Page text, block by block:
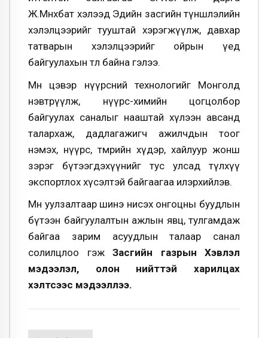
Ж.Мөнхбат хэлээд Эдийн засгийн түншлэлийн
хэлэлцээрийг тууштай хэрэгжүүлж, давхар
татварын хэлэлцээрийг ойрын үед
байгуулахын төлөө байна гэлээ.
Мөн цэвэр нүүрсний технологийг Монголд
нэвтрүүлж, нүүрс-химийн цогцолбор
байгуулах саналыг нааштай хүлээн авсанд
талархаж, дадлагажигч ажилчдын тоог
нэмэх, нүүрс, төмрийн хүдэр, хайлуур жонш
зэрэг бүтээгдэхүүнийг тус улсад түлхүү
экспортлох хүсэлтэй байгаагаа илэрхийлэв.
Мөн уулзалтаар шинэ нисэх онгоцны буудлын
бүтээн байгуулалтын ажлын явц, тулгамдаж
байгаа зарим асуудлын талаар санал
солилцлоо гэж Засгийн газрын Хэвлэл
мэдээлэл, олон нийттэй харилцах
хэлтсээс мэдээллээ.